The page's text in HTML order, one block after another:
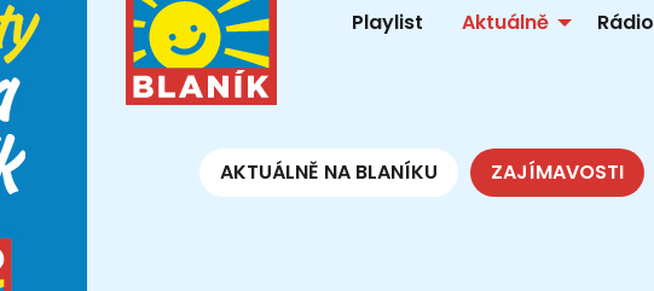
Playlist Aktuálně Rádio
AKTUÁLNĚ NA BLANÍKU ZAJÍMAVOSTI